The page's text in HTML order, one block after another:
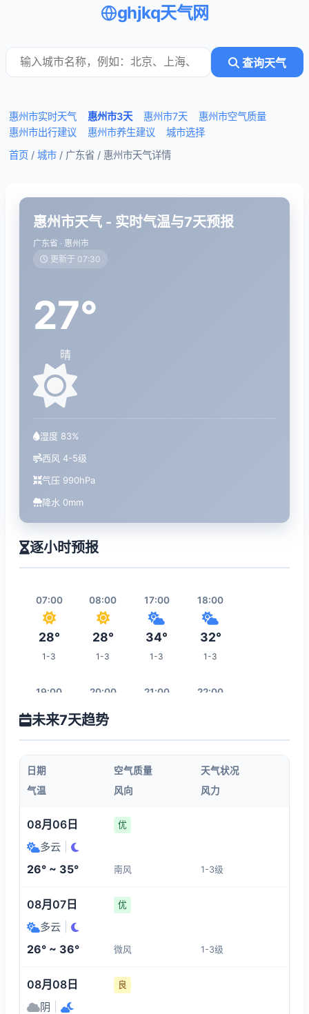
ghjkq天气网
查询天气
惠州市实时天气 惠州市3天 惠州市7天
惠州市空气质量
惠州市出行建议
惠州市养生建议
城市选择
首页 / 城市 / 广东省 / 惠州市天气详情
惠州市天气 - 实时气温与7天预报
广东省 · 惠州市
更新于 07:30
27°
晴
湿度 83%
西风 4-5级
气压 990hPa
降水 0mm
逐小时预报
07:00
28°
1-3
08:00
28°
1-3
17:00
34°
1-3
18:00
32°
1-3
19:00
31°
20:00
31°
21:00 22:00
23:00
29°
1-3
00:00 02:00
09:00
29°
1-3
03:00 05:00
27°
未来7天趋势
日期 空气质量
天气状况
气温
风向 风力
08月06日 优
多云
26° ~ 35° 南风 1-3级
08月07日 优
多云
26° ~ 36° 微风 1-3级
08月08日 良
阴